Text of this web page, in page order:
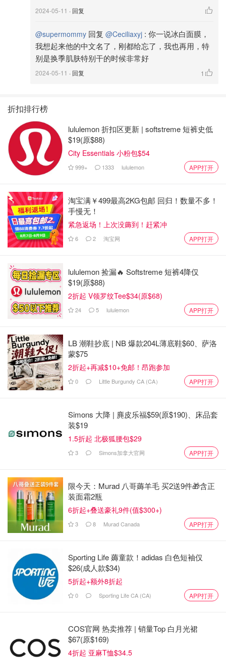
日常 ｜ 6月空瓶
不多说了，让我快来测评一下这次的两款焕活系列的新产品
2024-05-11 · 回复
@supermommy 回复 @Ceciliaxyj : 你一说冰白面膜，
我想起来他的中文名了，刚都给忘了，我也再用，特
别是换季肌肤特别干的时候非常好
2024-05-11 · 回复 1
折扣排行榜
lululemon 折扣区更新 | softstreme 短裤史低
$19(原$88)
City Essentials 小粉包$54
999+ 1333 lululemon APP打开
淘宝满￥499最高2KG包邮 回归！数量不多！
手慢无！
紧急返场！上次没薅到！赶紧冲
6 2 淘宝网 APP打开
lululemon 捡漏🔥 Softstreme 短裤4降仅
$19(原$88)
2折起 V领罗纹Tee$34(原$68)
24 5 lululemon APP打开
LB 潮鞋抄底 | NB 爆款204L薄底鞋$60、萨洛
蒙$75
2折起+再减$10+免邮！昂跑参加
0 Little Burgundy CA (CA） APP打开
Simons 大降 | 麂皮乐福$59(原$190)、床品套
装$19
1.5折起 北极狐腰包$29
3 Simons加拿大官网 APP打开
限今天：Murad 八哥薅羊毛 买2送9件🎁含正
装面霜2瓶
6折起+叠送豪礼9件(值$300+)
3 8 Murad Canada APP打开
Sporting Life 薅童款！adidas 白色短袖仅
$26(成人款$34)
5折起+额外8折起
0 Sporting Life CA (CA) APP打开
COS官网 热卖推荐 | 销量Top 白月光裙
$67(原$169)
4折起 亚麻T恤$34.5